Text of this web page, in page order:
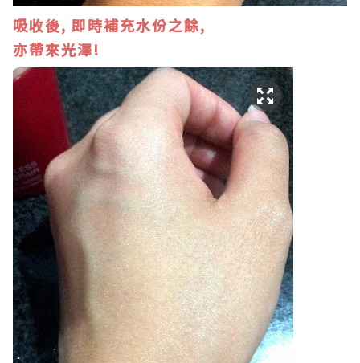
吸收後, 即時補充水份之餘,
亦帶來光澤!